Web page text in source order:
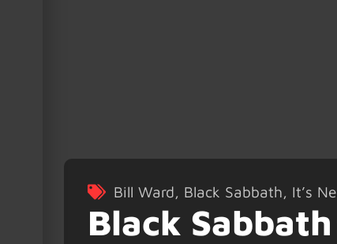
Bill Ward, Black Sabbath, It’s
Black